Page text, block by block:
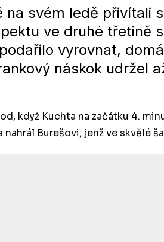
svém ledě přivítali
ve druhé třetině
vyrovnat,
náskok udržel
když Kuchta na začátku 4.
Burešovi, jenž ve skvělé